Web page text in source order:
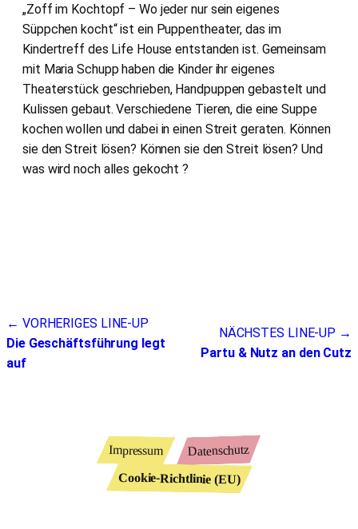
„Zoff im Kochtopf – Wo jeder nur sein eigenes
Süppchen kocht“ ist ein Puppentheater, das im
Kindertreff des Life House entstanden ist. Gemeinsam
mit Maria Schupp haben die Kinder ihr eigenes
Theaterstück geschrieben, Handpuppen gebastelt und
Kulissen gebaut. Verschiedene Tieren, die eine Suppe
kochen wollen und dabei in einen Streit geraten. Können
sie den Streit lösen? Können sie den Streit lösen? Und
was wird noch alles gekocht ?
Beitragsnavigation
← VORHERIGES LINE-UP
Die Geschäftsführung legt
auf
NÄCHSTES LINE-UP →
Partu & Nutz an den Cutz
Impressum Datenschutz
Cookie-Richtlinie (EU)